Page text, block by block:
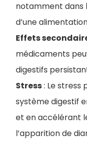
notamment dans
d’une
Effets
médicaments
digestifs
Stress: Le stress
système digestif
et en accélérant
l’apparition de